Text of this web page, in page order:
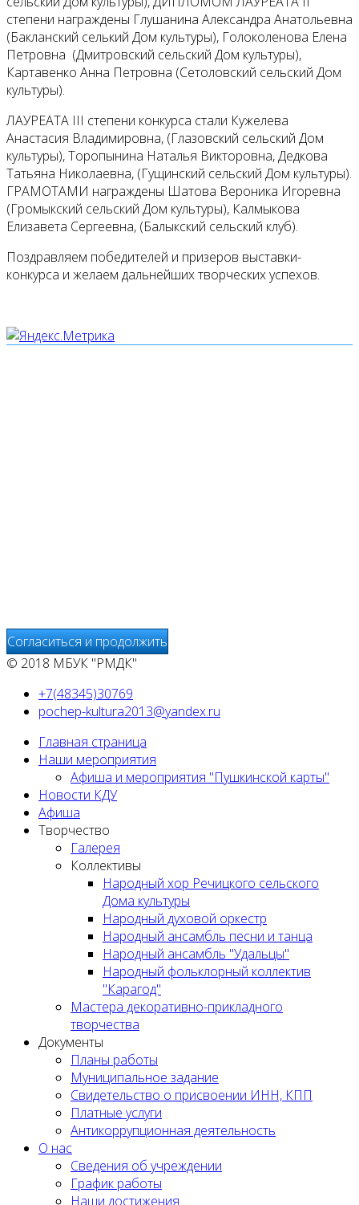
степени награждены Глушанина Александра Анатольевна
(Бакланский селький Дом культуры), Голоколенова Елена
Петровна (Дмитровский сельский Дом культуры),
Картавенко Анна Петровна (Сетоловский сельский Дом
культуры).
ЛАУРЕАТА III степени конкурса стали Кужелева
Анастасия Владимировна, (Глазовский сельский Дом
культуры), Торопынина Наталья Викторовна, Дедкова
Татьяна Николаевна, (Гущинский сельский Дом культуры).
ГРАМОТАМИ награждены Шатова Вероника Игоревна
(Громыкский сельский Дом культуры), Калмыкова
Елизавета Сергеевна, (Балыкский сельский клуб).
Поздравляем победителей и призеров выставки-
конкурса и желаем дальнейших творческих успехов.
Согласиться и продолжить
© 2018 МБУК "РМДК"
+7(48345)30769
pochep-kultura2013@yandex.ru
Главная страница
Наши мероприятия
Афиша и мероприятия "Пушкинской карты"
Новости КДУ
Афиша
Творчество
Галерея
Коллективы
Народный хор Речицкого сельского
Дома культуры
Народный духовой оркестр
Народный ансамбль песни и танца
Народный ансамбль "Удальцы"
Народный фольклорный коллектив
"Карагод"
Мастера декоративно-прикладного
творчества
Документы
Планы работы
Муниципальное задание
Cвидетельство о присвоении ИНН, КПП
Платные услуги
Антикоррупционная деятельность
О нас
Сведения об учреждении
График работы
Наши достижения